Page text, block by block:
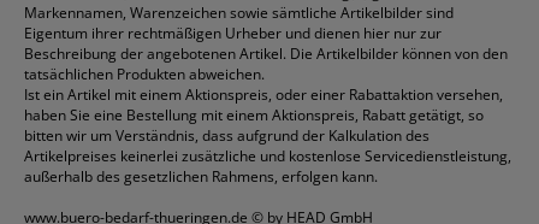
Markennamen, Warenzeichen sowie sämtliche Artikelbilder sind
Eigentum ihrer rechtmäßigen Urheber und dienen hier nur zur
Beschreibung der angebotenen Artikel. Die Artikelbilder können von den
tatsächlichen Produkten abweichen.
Ist ein Artikel mit einem Aktionspreis, oder einer Rabattaktion versehen,
haben Sie eine Bestellung mit einem Aktionspreis, Rabatt getätigt, so
bitten wir um Verständnis, dass aufgrund der Kalkulation des
Artikelpreises keinerlei zusätzliche und kostenlose Servicedienstleistung,
außerhalb des gesetzlichen Rahmens, erfolgen kann.
www.buero-bedarf-thueringen.de © by HEAD GmbH